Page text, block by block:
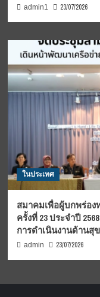
admin1 23/07/2026
ในประเทศ
สมาคมเพื่อผู้บกพร่อ
ครั้งที่ 23 ประจำปี
การดำเนินงานด้านสุ
admin 23/07/2026